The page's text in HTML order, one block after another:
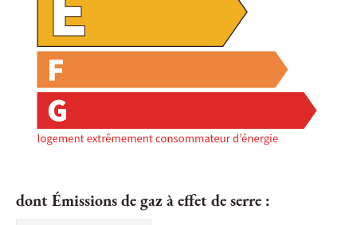
dont Émissions de gaz à effet de serre :